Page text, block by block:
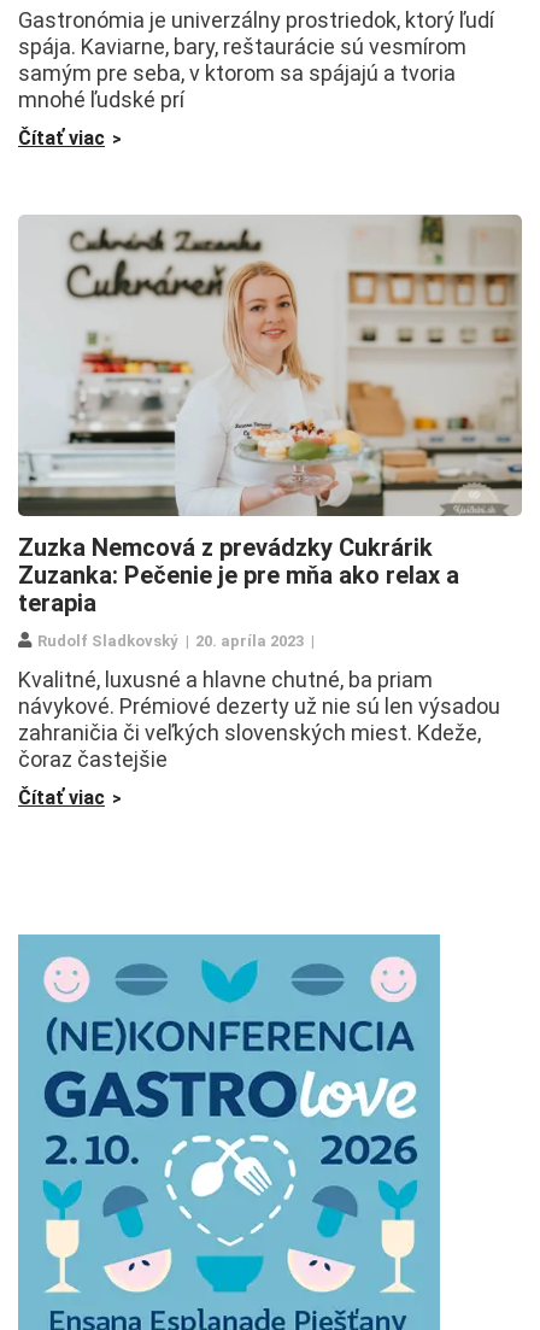
Gastronómia je univerzálny prostriedok, ktorý ľudí
spája. Kaviarne, bary, reštaurácie sú vesmírom
samým pre seba, v ktorom sa spájajú a tvoria
mnohé ľudské prí
Čítať viac
Zuzka Nemcová z prevádzky Cukrárik
Zuzanka: Pečenie je pre mňa ako relax a
terapia
Rudolf Sladkovský 20. apríla 2023
Kvalitné, luxusné a hlavne chutné, ba priam
návykové. Prémiové dezerty už nie sú len výsadou
zahraničia či veľkých slovenských miest. Kdeže,
čoraz častejšie
Čítať viac